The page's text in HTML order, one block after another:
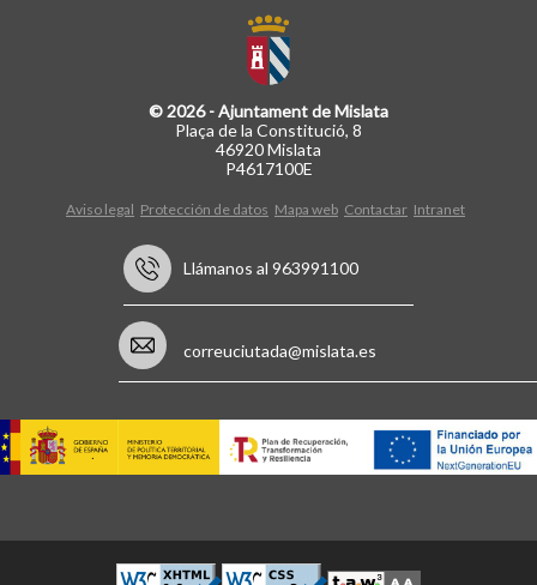
© 2026 - Ajuntament de Mislata
Plaça de la Constitució, 8
46920 Mislata
P4617100E
Aviso legal Protección de datos Mapa web Contactar Intranet
Llámanos al 963991100
correuciutada@mislata.es